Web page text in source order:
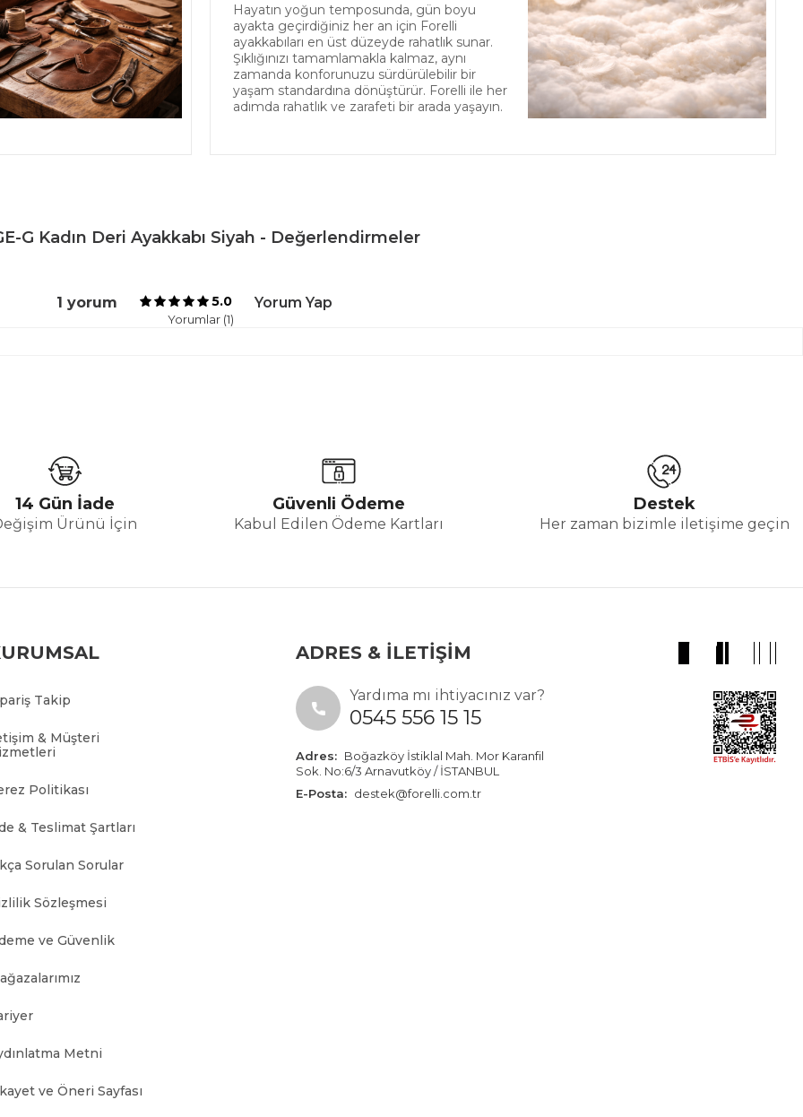
Hayatın yoğun temposunda, gün boyu
ayakta geçirdiğiniz her an için Forelli
ayakkabıları en üst düzeyde rahatlık sunar.
Şıklığınızı tamamlamakla kalmaz, aynı
zamanda konforunuzu sürdürülebilir bir
yaşam standardına dönüştürür. Forelli ile her
adımda rahatlık ve zarafeti bir arada yaşayın.
G Kadın Deri Ayakkabı Siyah - Değerlendirmeler
1 yorum 5.0 Yorum Yap
Yorumlar (1)
14 Gün İade
Ürünü İçin
Güvenli Ödeme
Kabul Edilen Ödeme Kartları
Destek
Her zaman bizimle iletişime geçin
Takip
& Müşteri
Politikası
& Teslimat Şartları
Sorulan Sorular
Sözleşmesi
ve Güvenlik
Metni
ve Öneri Sayfası
ADRES & İLETİŞİM
Yardıma mı ihtiyacınız var?
0545 556 15 15
Adres: Boğazköy İstiklal Mah. Mor Karanfil
Sok. No:6/3 Arnavutköy / İSTANBUL
E-Posta: destek@forelli.com.tr